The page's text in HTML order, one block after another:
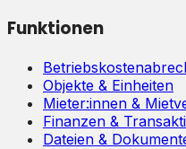
Funktionen
Objekte & Einheiten
Mieter:innen &
Finanzen &
Dateien &